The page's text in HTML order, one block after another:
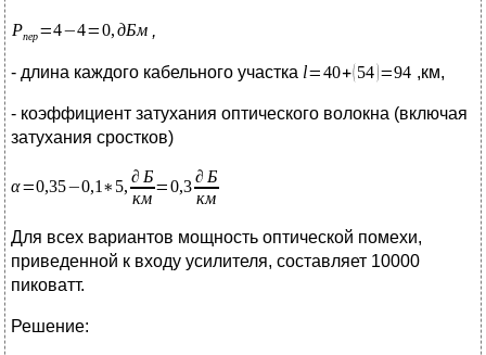
,
- длина каждого кабельного участка ,км,
- коэффициент затухания оптического волокна (включая
затухания сростков)
Для всех вариантов мощность оптической помехи,
приведенной к входу усилителя, составляет 10000
пиковатт.
Решение: